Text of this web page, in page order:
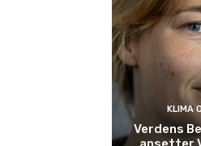
KLIMA
Verdens